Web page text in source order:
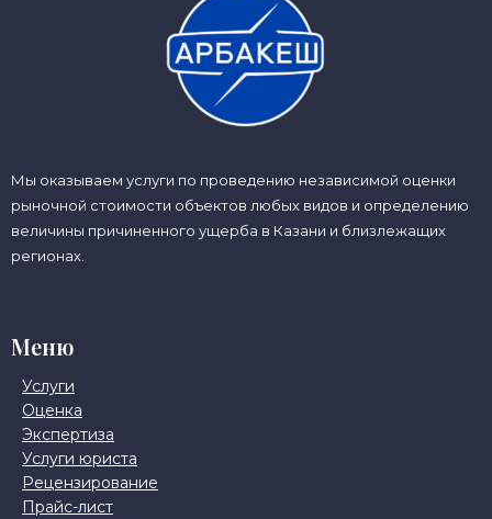
Мы оказываем услуги по проведению независимой оценки
рыночной стоимости объектов любых видов и определению
величины причиненного ущерба в Казани и близлежащих
регионах.
Меню
Услуги
Оценка
Экспертиза
Услуги юриста
Рецензирование
Прайс-лист